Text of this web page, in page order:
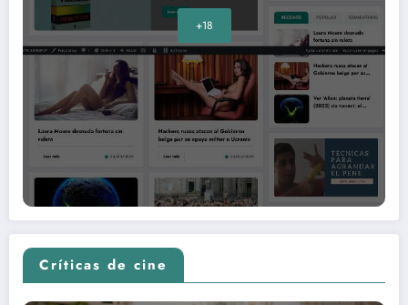
+18
Críticas de cine